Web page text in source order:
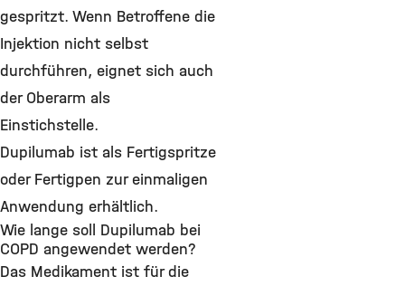
gespritzt. Wenn Betroffene die
Injektion nicht selbst
durchführen, eignet sich auch
der Oberarm als
Einstichstelle.
Dupilumab ist als Fertigspritze
oder Fertigpen zur einmaligen
Anwendung erhältlich.
Wie lange soll Dupilumab bei
COPD angewendet werden?
Das Medikament ist für die